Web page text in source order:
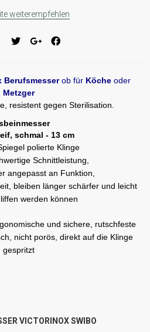
weiterempfehlen
Berufsmesserob für Köche oder
Metzger
resistent gegen Sterilisation.
schmal - 13 cm
polierte Klinge
Schnittleistung,
angepasst an Funktion,
bleiben länger schärfer und leicht
werden können
und sichere, rutschfeste
nicht porös, direkt auf die Klinge
gespritzt
VICTORINOX SWIBO